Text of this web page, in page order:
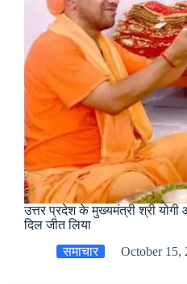
‎उत्तर प्रदेश के मुख्यमंत्री श्री
दिल जीत लिया
समाचार
October 15,